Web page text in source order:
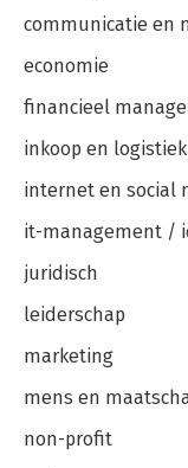
communicatie en
economie
financieel
inkoop en logistiek
internet en social
it-management /
juridisch
leiderschap
marketing
mens en
non-profit